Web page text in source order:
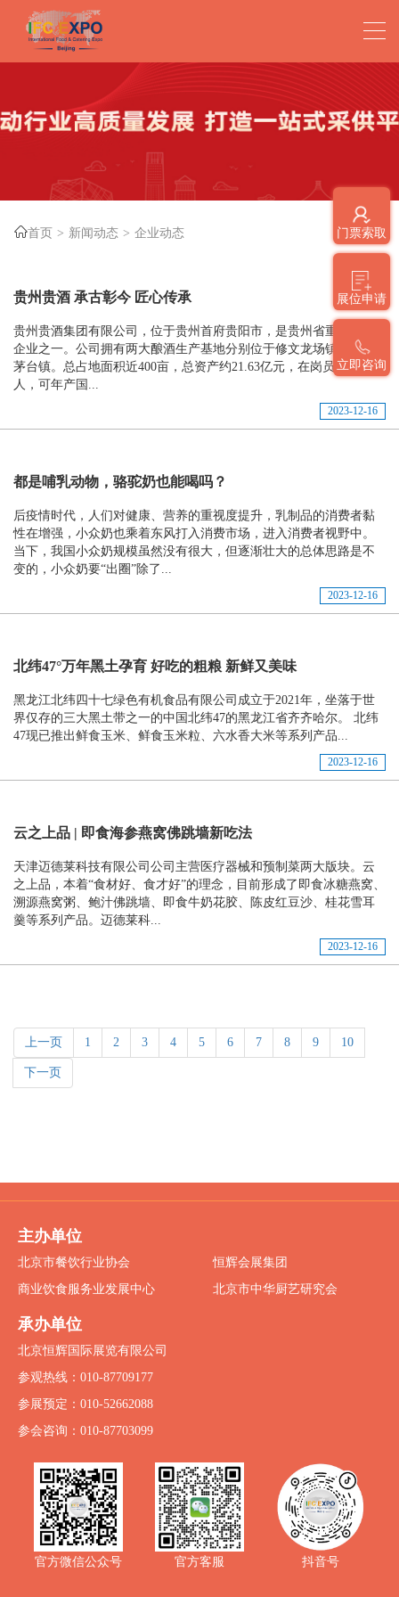
门票索取
展位申请
立即咨询
首页 新闻动态 企业动态
贵州贵酒 承古彰今 匠心传承
贵州贵酒集团有限公司，位于贵州首府贵阳市，是贵州省重点酿酒
企业之一。公司拥有两大酿酒生产基地分别位于修文龙场镇和仁怀
茅台镇。总占地面积近400亩，总资产约21.63亿元，在岗员工1150余
人，可年产国...
2023-12-16
都是哺乳动物，骆驼奶也能喝吗？
后疫情时代，人们对健康、营养的重视度提升，乳制品的消费者黏
性在增强，小众奶也乘着东风打入消费市场，进入消费者视野中。
当下，我国小众奶规模虽然没有很大，但逐渐壮大的总体思路是不
变的，小众奶要“出圈”除了...
2023-12-16
北纬47°万年黑土孕育 好吃的粗粮 新鲜又美味
黑龙江北纬四十七绿色有机食品有限公司成立于2021年，坐落于世
界仅存的三大黑土带之一的中国北纬47的黑龙江省齐齐哈尔。 北纬
47现已推出鲜食玉米、鲜食玉米粒、六水香大米等系列产品...
2023-12-16
云之上品 | 即食海参燕窝佛跳墙新吃法
天津迈德莱科技有限公司公司主营医疗器械和预制菜两大版块。云
之上品，本着“食材好、食才好”的理念，目前形成了即食冰糖燕窝、
溯源燕窝粥、鲍汁佛跳墙、即食牛奶花胶、陈皮红豆沙、桂花雪耳
羹等系列产品。迈德莱科...
2023-12-16
上一页 1 2 3 4 5 6 7 8 9 10
下一页
主办单位
北京市餐饮行业协会
恒辉会展集团
商业饮食服务业发展中心
北京市中华厨艺研究会
承办单位
北京恒辉国际展览有限公司
参观热线：010-87709177
参展预定：010-52662088
参会咨询：010-87703099
官方微信公众号 官方客服 抖音号